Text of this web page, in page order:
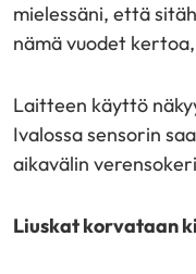
mielessäni, että
nämä vuodet
Laitteen käyttö
Ivalossa sensorin
aikavälin
Liuskat korvataan